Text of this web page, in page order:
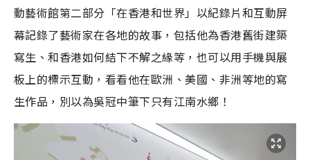
動藝術館第二部分「在香港和世界」以紀錄片和互動屏
幕記錄了藝術家在各地的故事，包括他為香港舊街建築
寫生、和香港如何結下不解之緣等，也可以用手機與展
板上的標示互動，看看他在歐洲、美國、非洲等地的寫
生作品，別以為吳冠中筆下只有江南水鄉！